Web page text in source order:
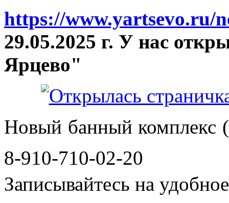
https://www.yartsevo.ru/
29.05.2025 г. У нас
Ярцево"
Новый банный комплекс
8-910-710-02-20
Записывайтесь на